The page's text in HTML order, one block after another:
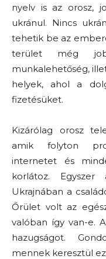
nyelv is az orosz,
ukránul. Nincs
tehetik be az
terület még
munkalehetőség,
helyek, ahol a
fizetésüket.
Kizárólag orosz
amik folyton
internetet és
korlátoz.
Ukrajnában a
Őrület volt az
valóban így van-e.
hazugságot.
mennek keresztül